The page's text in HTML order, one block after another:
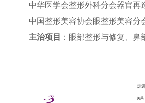
中华医学会整形外科分会器官再
中国整形美容协会眼整形美容分
主治项目
：眼部整形与修复、
走
美莱